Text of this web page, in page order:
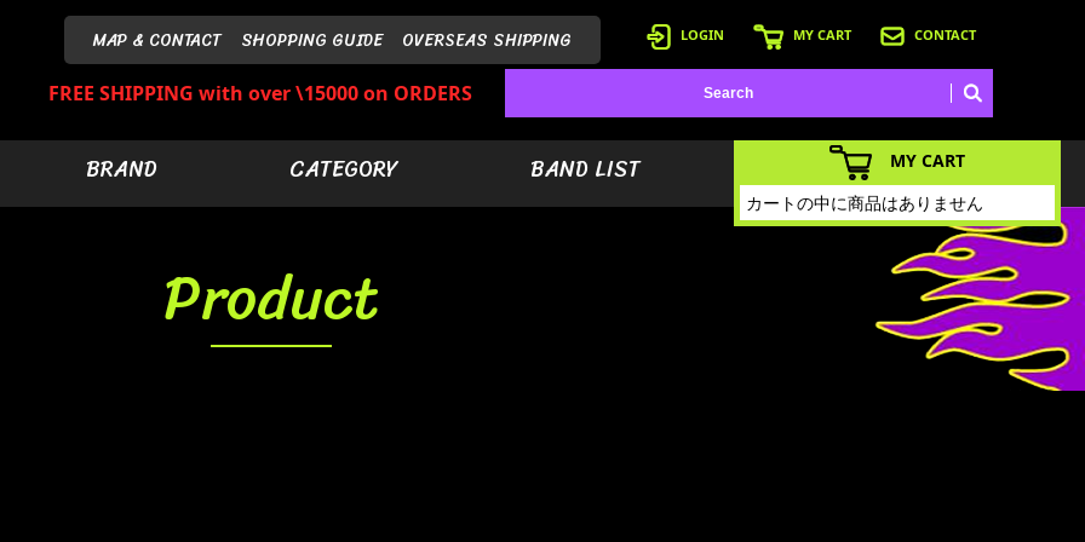
MAP & CONTACT SHOPPING GUIDE OVERSEAS SHIPPING LOGIN MY CART CONTACT
FREE SHIPPING with over \15000 on ORDERS
BRAND CATEGORY BAND LIST
Product
MY CART
カートの中に商品はありません